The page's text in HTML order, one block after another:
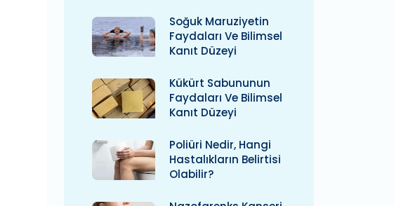
Soğuk Maruziyetin
Faydaları Ve Bilimsel
Kanıt Düzeyi
Kükürt Sabununun
Faydaları Ve Bilimsel
Kanıt Düzeyi
Poliüri Nedir, Hangi
Hastalıkların Belirtisi
Olabilir?